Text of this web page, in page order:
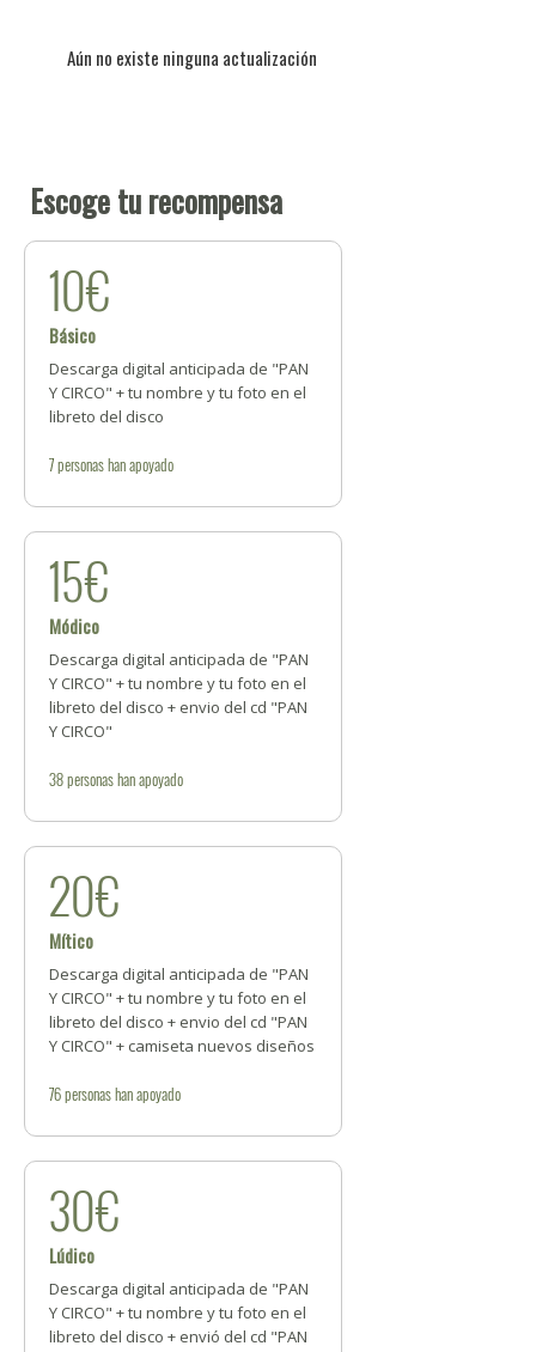
Aún no existe ninguna actualización
Escoge tu recompensa
10€
Básico
Descarga digital anticipada de "PAN
Y CIRCO" + tu nombre y tu foto en el
libreto del disco
7personashan apoyado
15€
Módico
Descarga digital anticipada de "PAN
Y CIRCO" + tu nombre y tu foto en el
libreto del disco + envio del cd "PAN
Y CIRCO"
38personashan apoyado
20€
Mítico
Descarga digital anticipada de "PAN
Y CIRCO" + tu nombre y tu foto en el
libreto del disco + envio del cd "PAN
Y CIRCO" + camiseta nuevos diseños
76personashan apoyado
30€
Lúdico
Descarga digital anticipada de "PAN
Y CIRCO" + tu nombre y tu foto en el
libreto del disco + envió del cd "PAN